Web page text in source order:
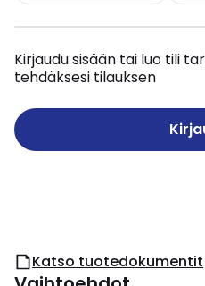
Kirjaudu sisään tai luo tili
tehdäksesi tilauksen
Katso tuotedokumentit